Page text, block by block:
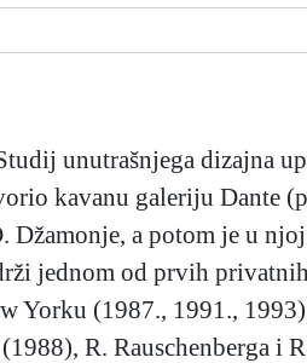
unutrašnjega dizajna
kavanu galeriju Dante
a potom je u
jednom od prvih
Yorku (1987., 1991.,
R. Rauschenberga i